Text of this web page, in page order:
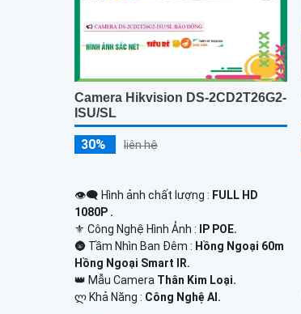
Camera Hikvision DS-2CD2T26G2-
ISU/SL
30% liên hệ
👁️‍🗨 Hình ảnh chất lượng : FULL HD
1080P .
⚜️ Công Nghệ Hình Ảnh :
IP POE.
🌚 Tầm Nhìn Ban Đêm : Hồng Ngoại 60m
Hồng Ngoại Smart IR.
👑 Mẫu Camera Thân Kim Loại.
️ლ Khả Năng : Công Nghệ AI.